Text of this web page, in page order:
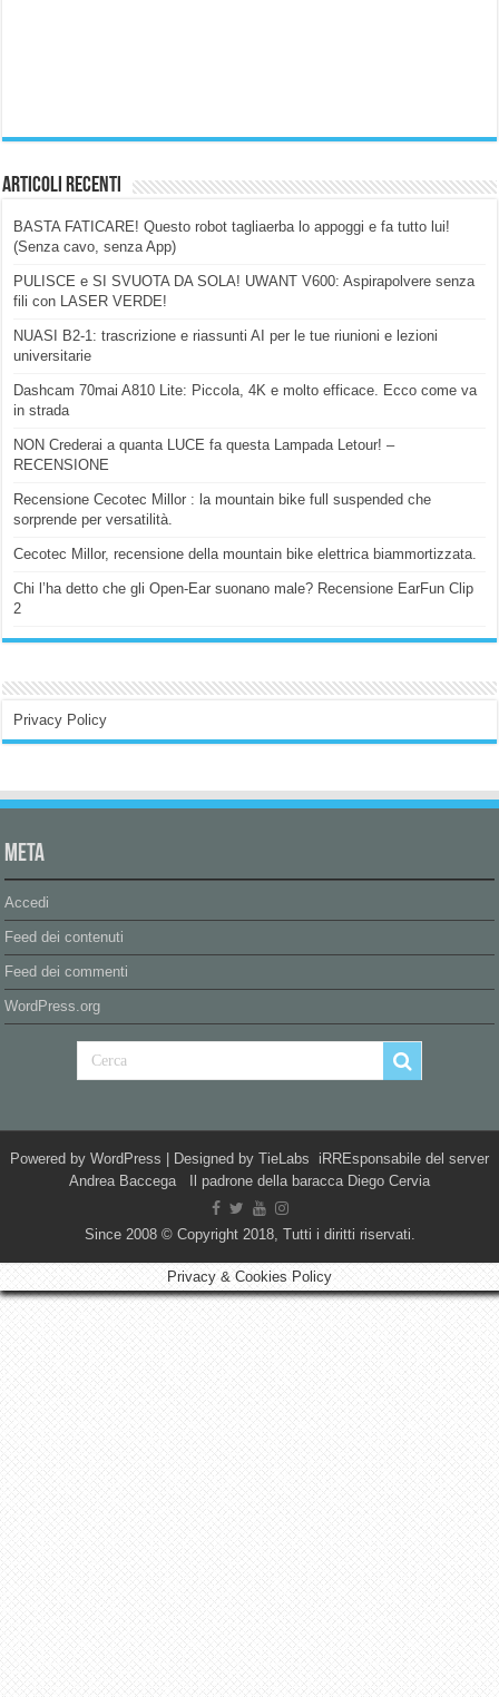
Articoli Recenti
BASTA FATICARE! Questo robot tagliaerba lo appoggi e fa tutto lui!
(Senza cavo, senza App)
PULISCE e SI SVUOTA DA SOLA! UWANT V600: Aspirapolvere senza
fili con LASER VERDE!
NUASI B2-1: trascrizione e riassunti AI per le tue riunioni e lezioni
universitarie
Dashcam 70mai A810 Lite: Piccola, 4K e molto efficace. Ecco come va
in strada
NON Crederai a quanta LUCE fa questa Lampada Letour! –
RECENSIONE
Recensione Cecotec Millor : la mountain bike full suspended che
sorprende per versatilità.
Cecotec Millor, recensione della mountain bike elettrica biammortizzata.
Chi l’ha detto che gli Open-Ear suonano male? Recensione EarFun Clip
2
Privacy Policy
Meta
Accedi
Feed dei contenuti
Feed dei commenti
WordPress.org
Powered by WordPress | Designed by TieLabs iRREsponsabile del server
Andrea Baccega Il padrone della baracca Diego Cervia
Since 2008 © Copyright 2018, Tutti i diritti riservati.
Privacy & Cookies Policy